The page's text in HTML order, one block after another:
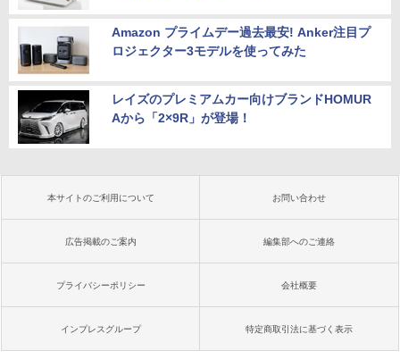
Amazon プライムデー過去最安! Anker注目プ
ロジェクター3モデルを使ってみた
レイズのプレミアムカー向けブランドHOMUR
Aから「2×9R」が登場！
本サイトのご利用について お問い合わせ
広告掲載のご案内 編集部へのご連絡
プライバシーポリシー 会社概要
インプレスグループ 特定商取引法に基づく表示